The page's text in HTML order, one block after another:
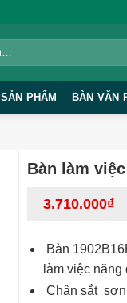
SẢN PHẨM BÀN VĂN
Bàn làm
3.710.000₫
Bàn
làm việc
Chân sắt sơn